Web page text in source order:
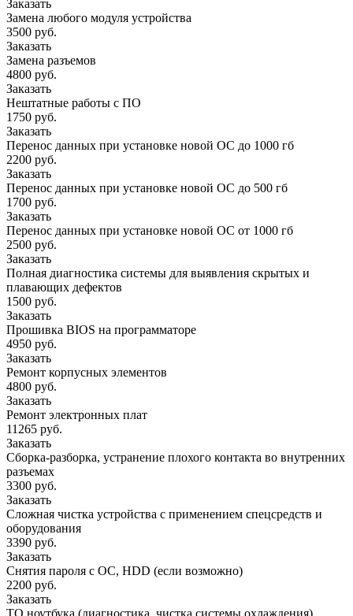
Заказать
Замена любого модуля устройства
3500 руб.
Заказать
Замена разъемов
4800 руб.
Заказать
Нештатные работы с ПО
1750 руб.
Заказать
Перенос данных при установке новой ОС до 1000 гб
2200 руб.
Заказать
Перенос данных при установке новой ОС до 500 гб
1700 руб.
Заказать
Перенос данных при установке новой ОС от 1000 гб
2500 руб.
Заказать
Полная диагностика системы для выявления скрытых и
плавающих дефектов
1500 руб.
Заказать
Прошивка BIOS на программаторе
4950 руб.
Заказать
Ремонт корпусных элементов
4800 руб.
Заказать
Ремонт электронных плат
11265 руб.
Заказать
Сборка-разборка, устранение плохого контакта во внутренних
разъемах
3300 руб.
Заказать
Сложная чистка устройства с применением спецсредств и
оборудования
3390 руб.
Заказать
Снятия пароля с OC, HDD (если возможно)
2200 руб.
Заказать
ТО ноутбука (диагностика, чистка системы охлаждения)